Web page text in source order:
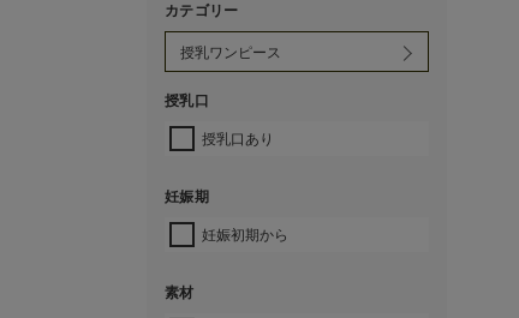
カテゴリー
授乳口
授乳口あり
妊娠期
妊娠初期から
素材